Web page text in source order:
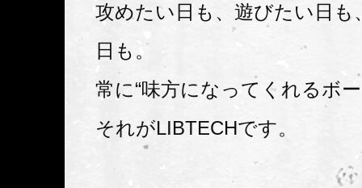
攻めたい日も、遊びたい日も
日も。
常に“味方になってくれるボ
それがLIBTECHです。